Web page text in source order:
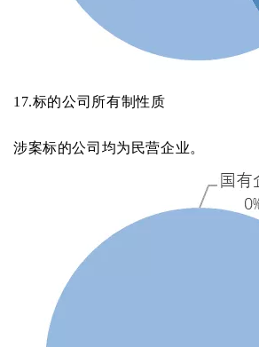
17.标的公司所有制性质
涉案标的公司均为民营企业。